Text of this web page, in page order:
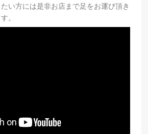
い方には是非お店まで足をお運び頂き
。